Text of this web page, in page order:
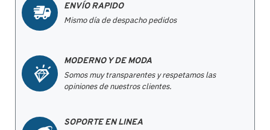
ENVÍO RAPIDO
Mismo día de despacho pedidos
MODERNO Y DE MODA
Somos muy transparentes y respetamos las
opiniones de nuestros clientes.
SOPORTE EN LINEA